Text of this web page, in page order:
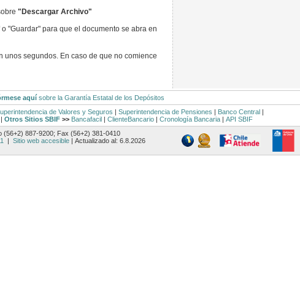
"Descargar Archivo"
"Guardar" para que el documento se abra en
unos segundos. En caso de que no comience
aquísobre la Garantía Estatal de los Depósitos
de Valores y Seguros | Superintendencia de Pensiones | Banco Central |
| Otros Sitios SBIF >> Bancafacil | ClienteBancario | Cronología Bancaria | API SBIF
(56+2) 887-9200; Fax (56+2) 381-0410
| Sitio web accesible | Actualizado al: 6.8.2026